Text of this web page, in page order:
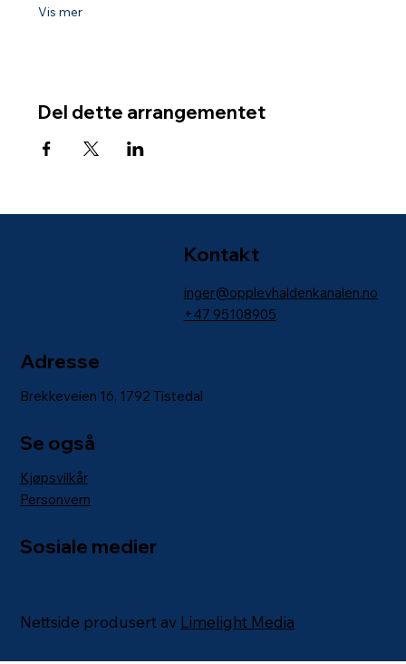
Vis mer
Del dette arrangementet
Kontakt
inger@opplevhaldenkanalen.no
+47 95108905
Adresse
Brekkeveien 16, 1792 Tistedal
Sosiale medier
Se også
Kjøpsvilkår
Personvern
Nettside produsert av Limelight Media